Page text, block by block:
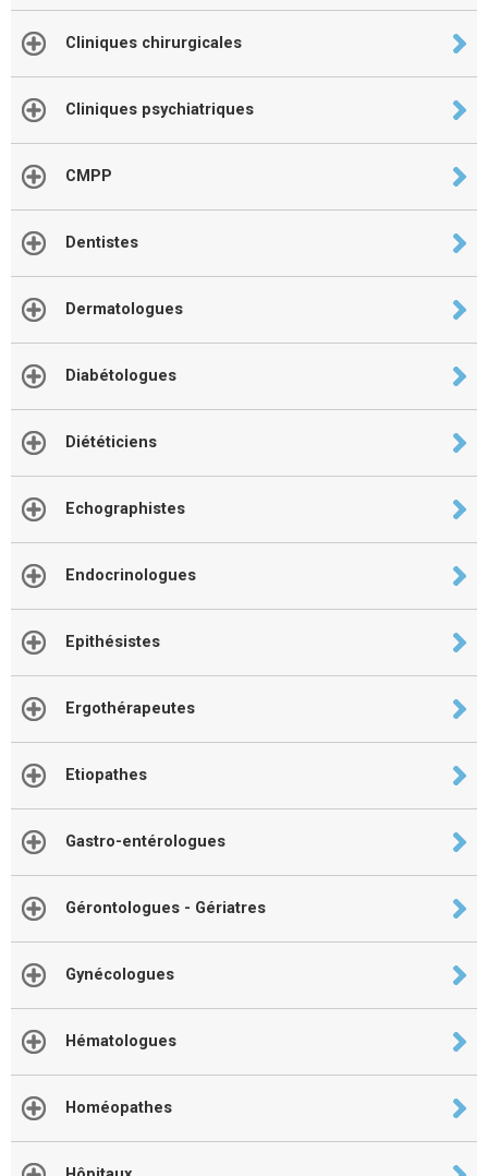
Cliniques chirurgicales
Cliniques psychiatriques
CMPP
Dentistes
Dermatologues
Diabétologues
Diététiciens
Echographistes
Endocrinologues
Epithésistes
Ergothérapeutes
Etiopathes
Gastro-entérologues
Gérontologues - Gériatres
Gynécologues
Hématologues
Homéopathes